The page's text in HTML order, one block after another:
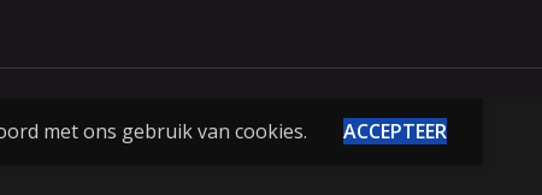
met ons gebruik van cookies. ACCEPTEER